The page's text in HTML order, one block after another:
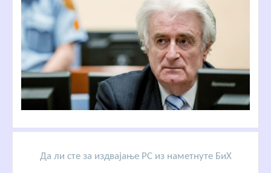
Да ли сте за издвајање РС из наметнуте БиХ